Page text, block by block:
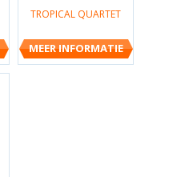
TROPICAL QUARTET
MEER INFORMATIE